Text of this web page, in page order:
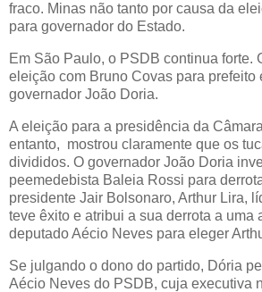
fraco. Minas não tanto por causa da
para governador do Estado.
Em São Paulo, o PSDB continua forte.
eleição com Bruno Covas para prefeito
governador João Doria.
A eleição para a presidência da
entanto, mostrou claramente que os
divididos. O governador João Doria
peemedebista Baleia Rossi para
presidente Jair Bolsonaro, Arthur Lira,
teve êxito e atribui a sua derrota a uma
deputado Aécio Neves para eleger
Se julgando o dono do partido, Dória
Aécio Neves do PSDB, cuja executiva